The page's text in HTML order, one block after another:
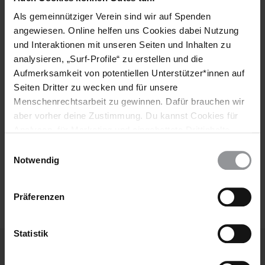
Als gemeinnütziger Verein sind wir auf Spenden
angewiesen. Online helfen uns Cookies dabei Nutzung
und Interaktionen mit unseren Seiten und Inhalten zu
analysieren, „Surf-Profile“ zu erstellen und die
Aufmerksamkeit von potentiellen Unterstützer*innen auf
Seiten Dritter zu wecken und für unsere
Menschenrechtsarbeit zu gewinnen. Dafür brauchen wir
aber vorher deine Zustimmung. Du kannst Cookies für
wieder ändern. Diesen Banner kannst Du über den Link
Notwendig
Präferenzen
Statistik
Header
Text
Abonniere den Amnesty-Newsletter und mach dich
für die Menschenrechte stark!
Vorname
Nachname
E-
Ich habe die